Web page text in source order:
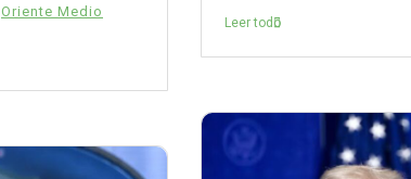
Oriente Medio
Leer todo